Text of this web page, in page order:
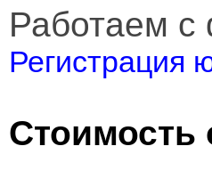
Работаем с
Регистрация
Стоимость